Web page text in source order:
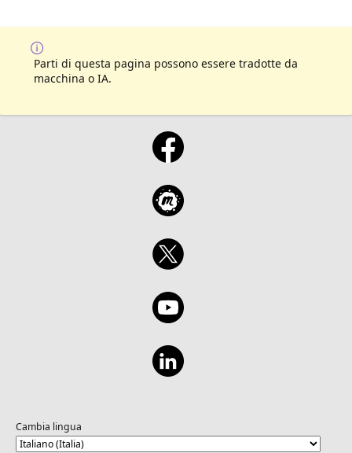
Parti di questa pagina possono essere tradotte da
macchina o IA.
Cambia lingua